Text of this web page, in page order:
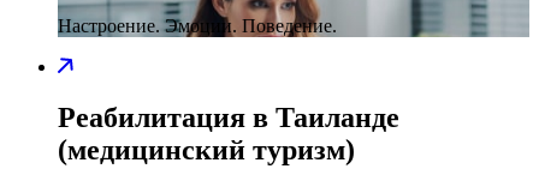
Настроение. Эмоции. Поведение.
Реабилитация в Таиланде
(медицинский туризм)